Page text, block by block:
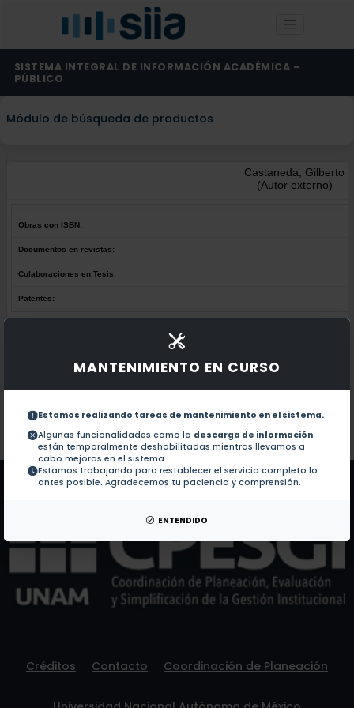
MANTENIMIENTO EN CURSO
Estamos realizando tareas de mantenimiento en el sistema.
Algunas funcionalidades como la descarga de información
están temporalmente deshabilitadas mientras llevamos a
cabo mejoras en el sistema.
Estamos trabajando para restablecer el servicio completo lo
antes posible. Agradecemos tu paciencia y comprensión.
ENTENDIDO
SISTEMA INTEGRAL DE INFORMACIÓN ACADÉMICA -
PÚBLICO
Módulo de búsqueda de productos
Castaneda, Gilberto
(Autor externo)
Obras con ISBN:
Documentos en revistas:
Colaboraciones en Tesis:
Patentes:
No hay obras de este autor.
Documentos en revistas:
Colaboraciones en Tesis:
Patentes: No hay patentes de este autor.
Créditos Contacto Coordinación de Planeación